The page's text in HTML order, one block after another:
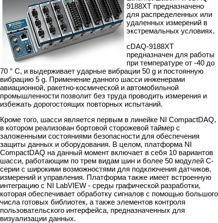
9188XT предназначено
для распределенных или
удаленных измерений в
экстремальных условиях.
сDAQ-9188XT
предназначен для работы
при температуре от -40 до
70 ° C, и выдерживает ударные вибрации 50 g и постоянную
вибрацию 5 g. Применение данного шасси инженерами
авиационной, ракетно-космической и автомобильной
промышленности позволит без труда проводить измерения и
избежать дорогостоящих повторных испытаний.
Кроме того, шасси является первым в линейке NI CompactDAQ,
в котором реализован бортовой сторожевой таймер с
заложенными состояниями безопасности для обеспечения
защиты данных и оборудования. В целом, платформа NI
CompactDAQ на данный момент включает в себя 10 вариантов
шасси, работающим по трем видам шин и более 50 модулей С-
серии с широкими возможностями для подключения датчиков,
измерений и управления. Платформа также имеет встроенную
интеграцию с NI LabVIEW - среды графической разработки,
которая обеспечивает обработку сигналов с помощью большого
числа готовых библиотек, а также элементов контроля
пользовательского интерфейса, предназначенных для
визуализации данных.